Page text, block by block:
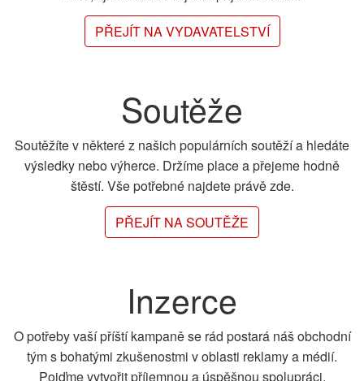
PŘEJÍT NA VYDAVATELSTVÍ
Soutěže
Soutěžíte v některé z našich populárních soutěží a hledáte
výsledky nebo výherce. Držíme place a přejeme hodně
štěstí. Vše potřebné najdete právě zde.
PŘEJÍT NA SOUTĚŽE
Inzerce
O potřeby vaší příští kampaně se rád postará náš obchodní
tým s bohatými zkušenostmi v oblasti reklamy a médií.
Pojďme vytvořit příjemnou a úspěšnou spolupráci.